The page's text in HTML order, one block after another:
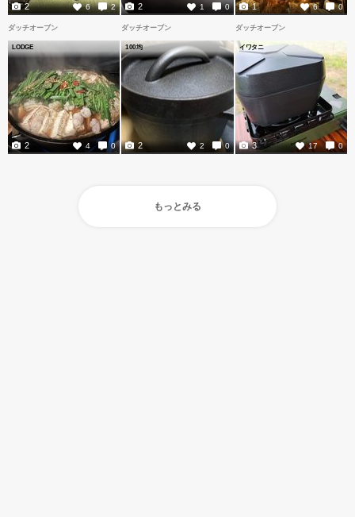
6 2
2 1 0
2 6 0
1
ダッチオーブン
LODGE
4 0
2
ダッチオーブン
100均
2 0
2
ダッチオーブン
イワタニ
17 0
3
もっとみる